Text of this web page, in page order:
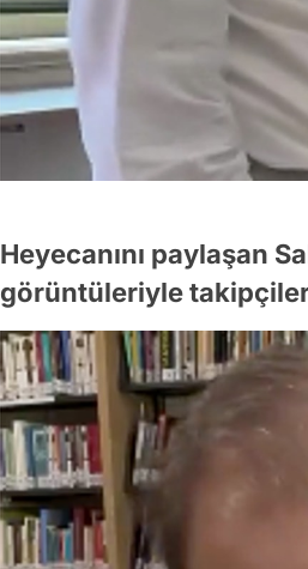
Heyecanını paylaşan
görüntüleriyle